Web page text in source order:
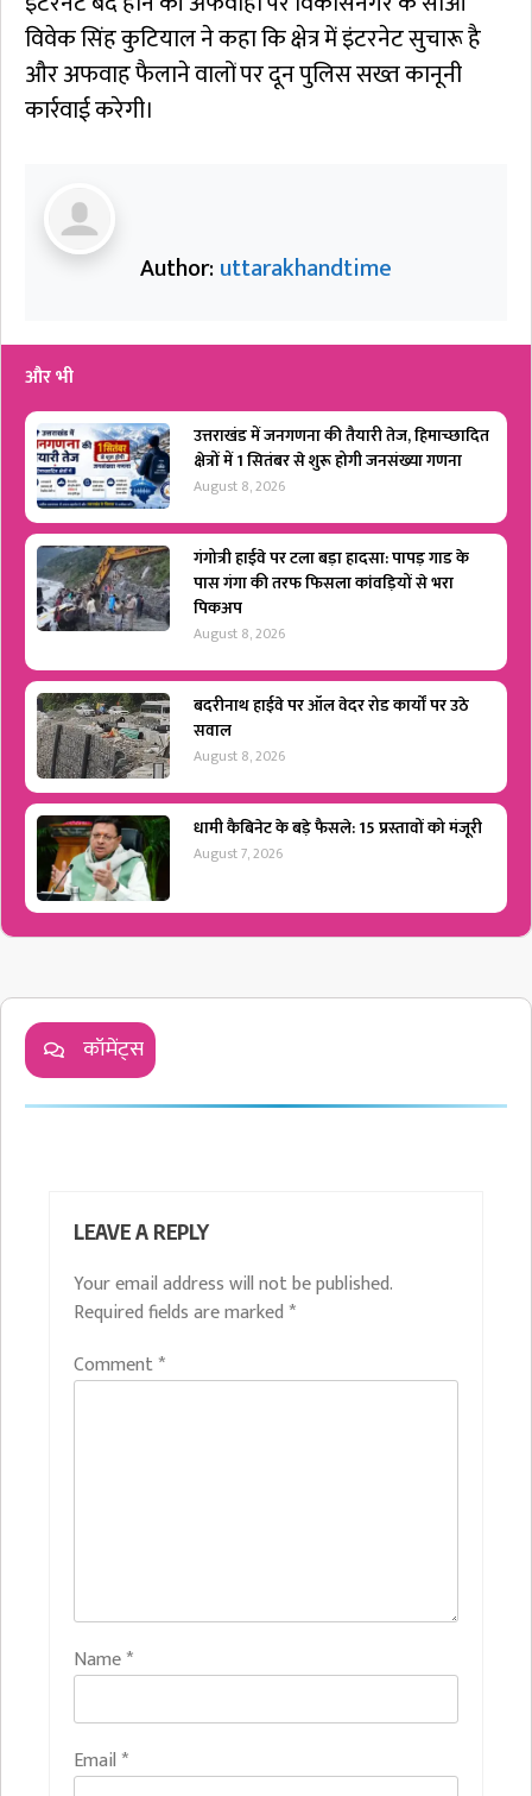
विवेक सिंह कुटियाल ने कहा कि क्षेत्र में इंटरनेट सुचारू है
और अफवाह फैलाने वालों पर दून पुलिस सख्त कानूनी
कार्रवाई करेगी।
Author:uttarakhandtime
और भी
उत्तराखंड में जनगणना की तैयारी तेज, हिमाच्छादित
क्षेत्रों में 1 सितंबर से शुरू होगी जनसंख्या गणना
August 8, 2026
गंगोत्री हाईवे पर टला बड़ा हादसा: पापड़ गाड के
पास गंगा की तरफ फिसला कांवड़ियों से भरा
पिकअप
August 8, 2026
बदरीनाथ हाईवे पर ऑल वेदर रोड कार्यों पर उठे
सवाल
August 8, 2026
धामी कैबिनेट के बड़े फैसले: 15 प्रस्तावों को मंजूरी
August 7, 2026
कॉमेंट्स
LEAVE A REPLY
Your email address will not be published.
Required fields are marked *
Comment*
Name*
Email *